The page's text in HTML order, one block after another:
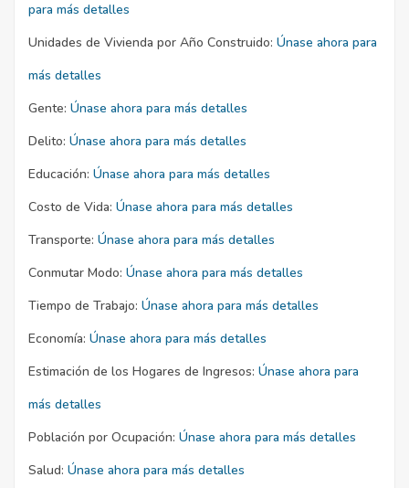
para más detalles
Unidades de Vivienda por Año Construido: Únase ahora para
más detalles
Gente: Únase ahora para más detalles
Delito: Únase ahora para más detalles
Educación: Únase ahora para más detalles
Costo de Vida: Únase ahora para más detalles
Transporte: Únase ahora para más detalles
Conmutar Modo: Únase ahora para más detalles
Tiempo de Trabajo: Únase ahora para más detalles
Economía: Únase ahora para más detalles
Estimación de los Hogares de Ingresos: Únase ahora para
más detalles
Población por Ocupación: Únase ahora para más detalles
Salud: Únase ahora para más detalles